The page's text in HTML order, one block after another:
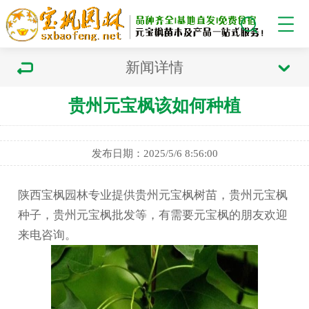
新闻详情
贵州元宝枫该如何种植
发布日期：2025/5/6 8:56:00
陕西宝枫园林专业提供贵州元宝枫树苗，贵州元宝枫
种子，贵州元宝枫批发等，有需要元宝枫的朋友欢迎
来电咨询。